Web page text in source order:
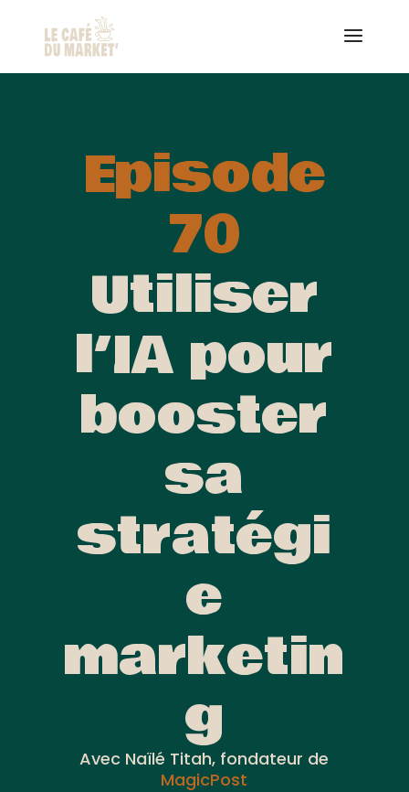
Episode
70
Utiliser
l’IA pour
booster
sa
stratégi
e
marketin
g
Avec Naïlé Titah, fondateur de
MagicPost